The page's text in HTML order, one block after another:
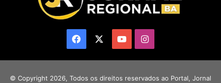
Facebook YouTubeInstagram
© Copyright 2026, Todos os direitos reservados ao Portal, Jornal